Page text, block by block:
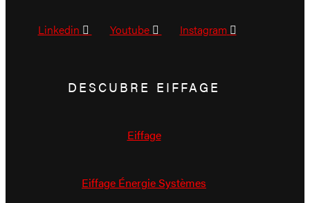
Linkedin Youtube Instagram
DESCUBRE EIFFAGE
Eiffage
Eiffage Énergie Systèmes